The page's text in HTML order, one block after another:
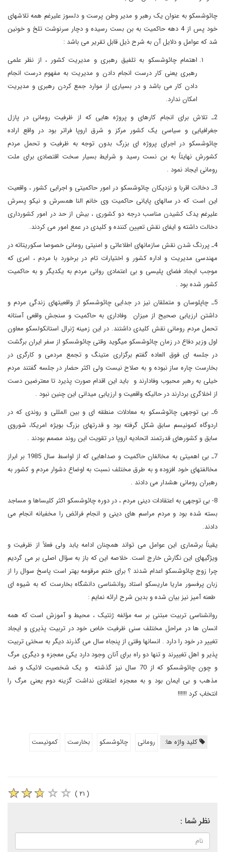
چائوشسکو به عنوان یک رهبر و مدیر وطن پرست و دلسوز علیرغم همه تلاشهای
خود پس از 4 دهه حاکمیت به بن بست رسیده و دچار سرنوشت تلخ و خونین
شد که عوامل و دلایل آن به شرح ذیل قابل تقریر می باشد :
اهتمام چائوشسکو به تلفیق رهبری و مدیریت کشور ، از نظر علمی
رهبری یعنی کار درست انجام دادن و مدیریت به مفهوم درست انجام
دادن کار می باشد و در بسیاری از موارد جمع کردن رهبری و مدیریت
امکان ندارد.
2ـ تلاش برای انجام کارهای و پروژه هایی که از ظرفیت رومانی در پازل
جغرافیایی و سیاسی یک کشور مرکز و شرق اروپا فراتر بود در واقع اراده
چائوشسکو در اجرای پروژه ای بزرگ بدون توجه به ظرفیت و تحمل مردم
کشورش نهایتاً به بن نست رسید و شرایط بسیار سخت اقتصادی برای ملت
رومانی ایجاد نمود .
3ـ دخالت اقربا و نزدیکان چائوشسکو در امور حاکمیتی و اجرایی کشور ، واقعیت
این است که در سالهای پایانی حاکمیت وی خانم النا همسرش و نیکو پسرش
علیرغم یدک کشیدن مناسب درجه دو کشوری ، بیش از حد در امور کشورداری
دخالت داشته و ایفای نقش تعیین کننده و کلیدی در عمع امور می کردند.
4ـ پررنگ شدن نقش سازمانهای اطلاعاتی و امنیتی رومانی خصوصا سکوریتاته در
مهندسی مدیریت و اداره کشور و اختیارات تام در برخورد با مردم ، امری که
موجب ایجاد فضای پلیسی و بی اعتمادی روانی مردم به یکدیگر و به حاکمیت
کشور شده بود .
5ـ چاپلوسان و متملقان نیز در جدایی چائوشسکو از واقعیتهای زندگی مردم و
داشتن ارزیابی صحیح از میزان وفاداری به حاکمیت و سنجش واقعی آستانه
تحمل مردم رومانی نقش کلیدی داشتند. در این زمینه ژنرال استانکولسکو معاون
اول وزیر دفاع در زمان چائوشسکو میگوید وقتی چائوشسکو از سفر ایران برگشت
در جلسه ای فوق العاده گفتم برگزاری متینگ و تجمع مردمی و کارگری در
بخارست چاره ساز نبوده و به صلاح نیست ولی اکثر حضار در جلسه گفتند مردم
خیلی به رهبر محبوب وفادارند و باید این اقدام صورت پذیرد تا معترضین دست
از اخلاگری بردارند در حالیکه واقعیت و ارزیابی میدانی این چنین نبود .
6ـ بی توجهی چائوشسکو به معادلات منطقه ای و بین المللی و روندی که در
اردوگاه کمونیسم سابق شکل گرفته بود و قدرتهای بزرگ بویژه امریکا، شوروی
سابق و کشورهای قدرتمند اتحادیه اروپا در تقویت این روند مصمم بودند .
7ـ بی اهمیتی به مخالفان حاکمیت و صداهایی که از اواسط سال 1985 بر ابراز
مخالفتهای خود افزوده و به طرق مختلف نسبت به اوضاع دشوار مردم و کشور به
رهبران رومانی هشدار می دادند .
8- بی توجهی به اعتقادات دینی مردم ، در دوره چائوشسکو اکثر کلیساها و مساجد
بسته شده بود و مردم مراسم های دینی و انجام فرائض را مخفیانه انجام می
دادند.
یقیناً برشماری این عوامل می تواند همچنان ادامه یابد ولی فعلاً از ظرفیت و
ویژگیهای این نگارش خارج است. خلاصه این که باز به سؤال اصلی بر می گردیم
چرا زوج چائوشسکو اعدام شدند ؟ برای ختم مرقومه بهتر است پاسخ سوال را از
زبان پرفسور ماریا ماریسکو استاد روانشناسی دانشگاه بخارست که به شیوه ای
طعنه آمیز نیز بیان شده و بدین شرح ارائه نمایم :
روانشناسی تربیت مبتنی بر سه مؤلفه ژنتیک ، محیط و آموزش است که همه
انسان ها در مراحل مختلف سنی ظرفیت خاص خود در تربیت پذیری و ایجاد
تغییر در خود را دارد . انسانها وقتی از پنجاه سال می گذرند دیگر به سختی تربیت
پذیر و اهل تغییرند و تنها دو راه برای آنان وجود دارد یکی معجزه و دیگری مرگ
و چون چائوشسکو که از 70 سال نیز گذشته و یک شخصیت لائیک و ضد
مذهب و بی ایمان بود و به معجزه اعتقادی نداشت گزینه دوم یعنی مرگ را
انتخاب کرد !!!!!!
کلید واژه ها: رومانی چائوشسکو بخارست کمونیست
( ۲۱ )
نظر شما :